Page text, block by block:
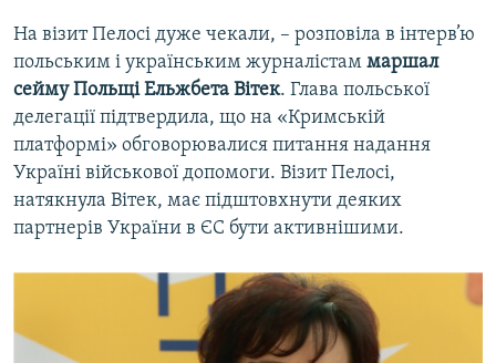
На візит Пелосі дуже чекали, – розповіла в інтерв’ю
польським і українським журналістам маршал
сейму Польщі Ельжбета Вітек. Глава польської
делегації підтвердила, що на «Кримській
платформі» обговорювалися питання надання
Україні військової допомоги. Візит Пелосі,
натякнула Вітек, має підштовхнути деяких
партнерів України в ЄС бути активнішими.